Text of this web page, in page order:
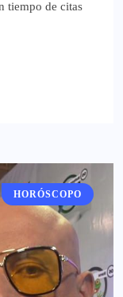
tiempo de citas
HORÓSCOPO